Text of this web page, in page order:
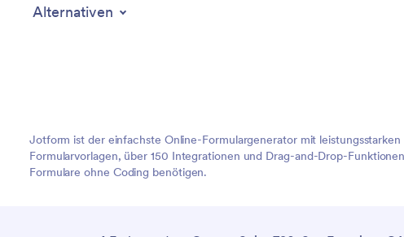
Alternativen
Jotform ist der einfachste Online-Formulargenerator mit
Formularvorlagen, über 150 Integrationen und Drag-and-Drop-
Formulare ohne Coding benötigen.